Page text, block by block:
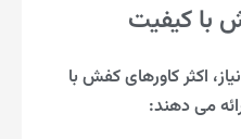
با کیفیت
اکثر کاورهای کفش با
می دهند: